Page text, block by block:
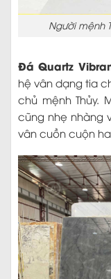
Người mệnh
Đá Quartz
hệ vân dạng tia
chủ mệnh Thủy.
cũng nhẹ nhàng
vân cuồn cuộn